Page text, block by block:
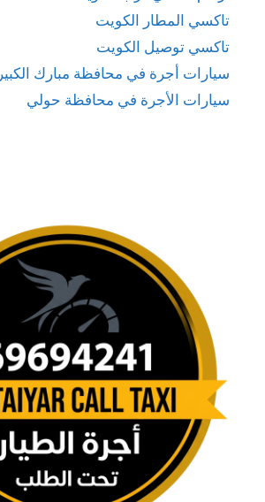
تاكسي المطار الكويت
تاكسي توصيل الكويت
سيارات أجرة في محافظة مبارك الكبير
سيارات الأجرة في محافظة حولي